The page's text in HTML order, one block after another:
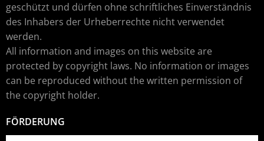
geschützt und dürfen ohne schriftliches Einverständnis
des Inhabers der Urheberrechte nicht verwendet
werden.
All information and images on this website are
protected by copyright laws. No information or images
can be reproduced without the written permission of
the copyright holder.
FÖRDERUNG